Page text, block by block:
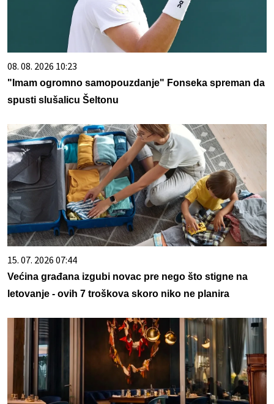
08. 08. 2026 10:23
"Imam ogromno samopouzdanje" Fonseka spreman da
spusti slušalicu Šeltonu
15. 07. 2026 07:44
Većina građana izgubi novac pre nego što stigne na
letovanje - ovih 7 troškova skoro niko ne planira